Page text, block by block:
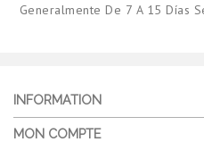
Generalmente De 7 A 15 Días
INFORMATION
MON COMPTE